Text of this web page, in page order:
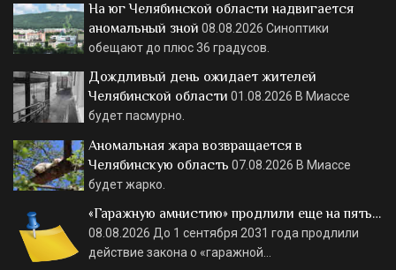
На юг Челябинской области надвигается
аномальный зной 08.08.2026 Синоптики
обещают до плюс 36 градусов.
Дождливый день ожидает жителей
Челябинской области 01.08.2026 В Миассе
будет пасмурно.
Аномальная жара возвращается в
Челябинскую область 07.08.2026 В Миассе
будет жарко.
«Гаражную амнистию» продлили еще на пять…
08.08.2026 До 1 сентября 2031 года продлили
действие закона о «гаражной…